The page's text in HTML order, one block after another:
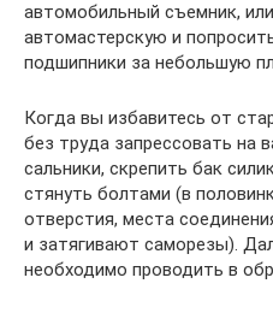
автомобильный съемник,
автомастерскую и
подшипники за небольшую
Когда вы избавитесь от
без труда запрессовать на
сальники, скрепить бак
стянуть болтами (в
отверстия, места
и затягивают саморезы).
необходимо проводить в